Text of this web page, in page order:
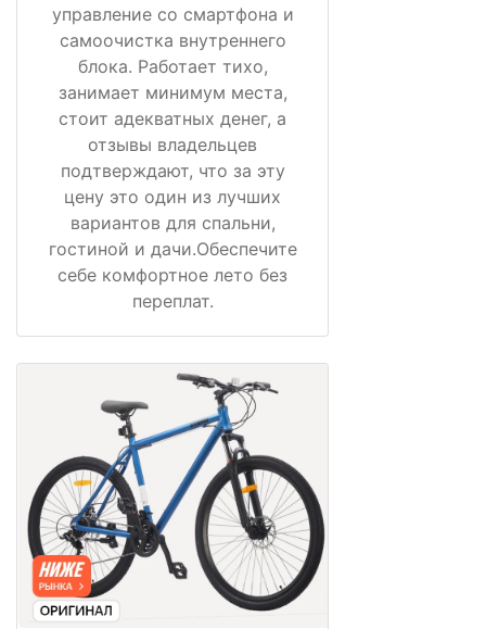
управление со смартфона и
самоочистка внутреннего
блока. Работает тихо,
занимает минимум места,
стоит адекватных денег, а
отзывы владельцев
подтверждают, что за эту
цену это один из лучших
вариантов для спальни,
гостиной и дачи.Обеспечите
себе комфортное лето без
переплат.